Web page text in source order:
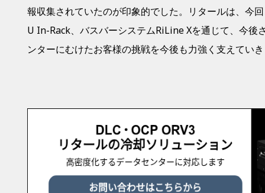
報収集されていたのが印象的でした。リタールは、今
U In-Rack、バスバーシステムRiLine Xを通じて、今後
ンターにむけたお客様の挑戦を今後も力強く支えてい